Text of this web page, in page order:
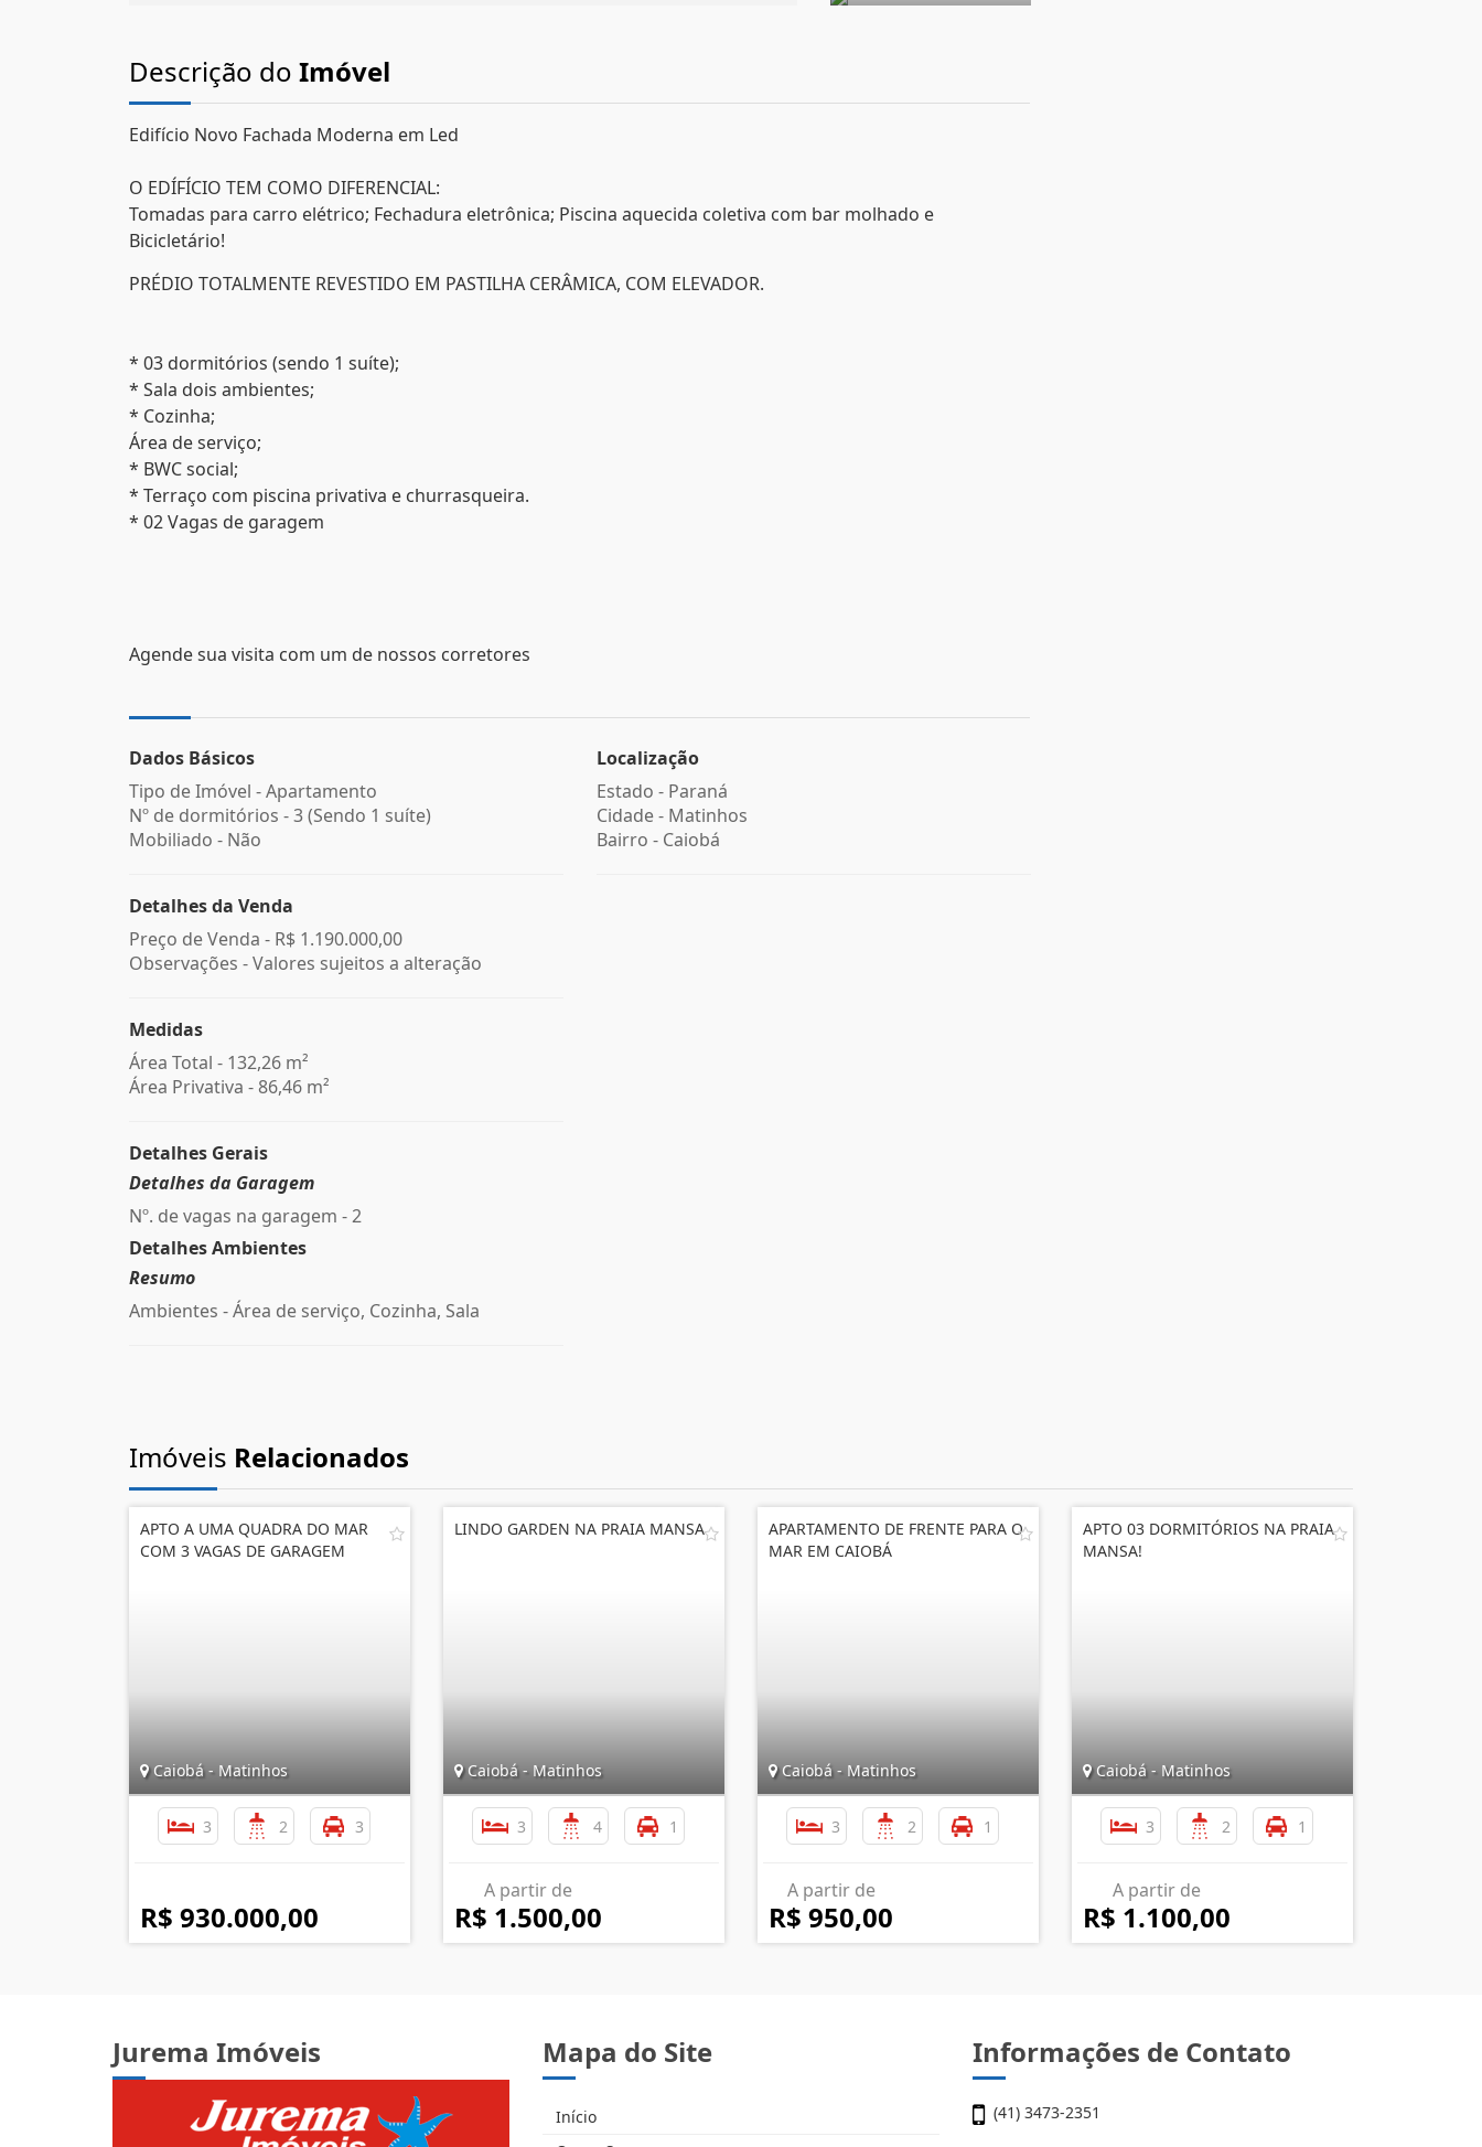
Descrição do Imóvel
Edifício Novo Fachada Moderna em Led
O EDÍFÍCIO TEM COMO DIFERENCIAL:
Tomadas para carro elétrico; Fechadura eletrônica; Piscina aquecida coletiva com bar molhado e
Bicicletário!
PRÉDIO TOTALMENTE REVESTIDO EM PASTILHA CERÂMICA, COM ELEVADOR.
* 03 dormitórios (sendo 1 suíte);
* Sala dois ambientes;
* Cozinha;
Área de serviço;
* BWC social;
* Terraço com piscina privativa e churrasqueira.
* 02 Vagas de garagem
Agende sua visita com um de nossos corretores
Dados Básicos
Tipo de Imóvel - Apartamento
Nº de dormitórios - 3 (Sendo 1 suíte)
Mobiliado - Não
Detalhes da Venda
Preço de Venda - R$ 1.190.000,00
Observações - Valores sujeitos a alteração
Medidas
Área Total - 132,26 m²
Área Privativa - 86,46 m²
Detalhes Gerais
Detalhes da Garagem
Nº. de vagas na garagem - 2
Detalhes Ambientes
Resumo
Ambientes - Área de serviço, Cozinha, Sala
Localização
Estado - Paraná
Cidade - Matinhos
Bairro - Caiobá
Imóveis Relacionados
APTO A UMA QUADRA DO MAR
COM 3 VAGAS DE GARAGEM
Caiobá - Matinhos
3 2 3
R$ 930.000,00
LINDO GARDEN NA PRAIA MANSA
Caiobá - Matinhos
3 4 1
A partir de
R$ 1.500,00
APARTAMENTO DE FRENTE PARA O
MAR EM CAIOBÁ
Caiobá - Matinhos
3 2 1
A partir de
R$ 950,00
APTO 03 DORMITÓRIOS NA PRAIA
MANSA!
Caiobá - Matinhos
3 2 1
A partir de
R$ 1.100,00
Jurema Imóveis Mapa do Site
Início
Informações de Contato
(41) 3473-2351